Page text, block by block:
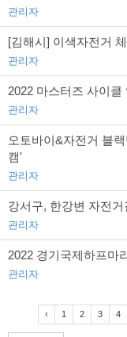
관리자
[김해시] 이색자전거
관리자
2022 마스터즈 사이클
관리자
오토바이&자전거 블
캠'
관리자
강서구, 한강변 자전
관리자
2022 경기국제하프마
관리자
‹ 1 2 3 4